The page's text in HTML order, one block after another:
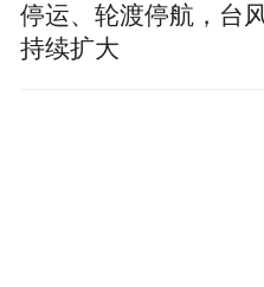
停运、轮渡停航，台
持续扩大